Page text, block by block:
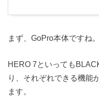
まず、GoPro本体ですね。
HERO 7といっても
り、それぞれできる機能
ます。